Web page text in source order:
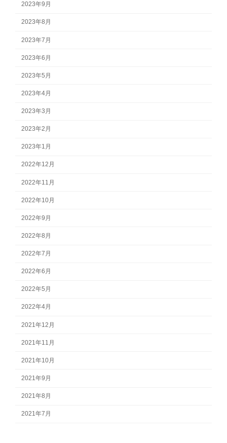
2023年9月
2023年8月
2023年7月
2023年6月
2023年5月
2023年4月
2023年3月
2023年2月
2023年1月
2022年12月
2022年11月
2022年10月
2022年9月
2022年8月
2022年7月
2022年6月
2022年5月
2022年4月
2021年12月
2021年11月
2021年10月
2021年9月
2021年8月
2021年7月